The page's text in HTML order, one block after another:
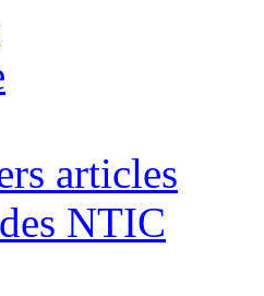
articles
NTIC